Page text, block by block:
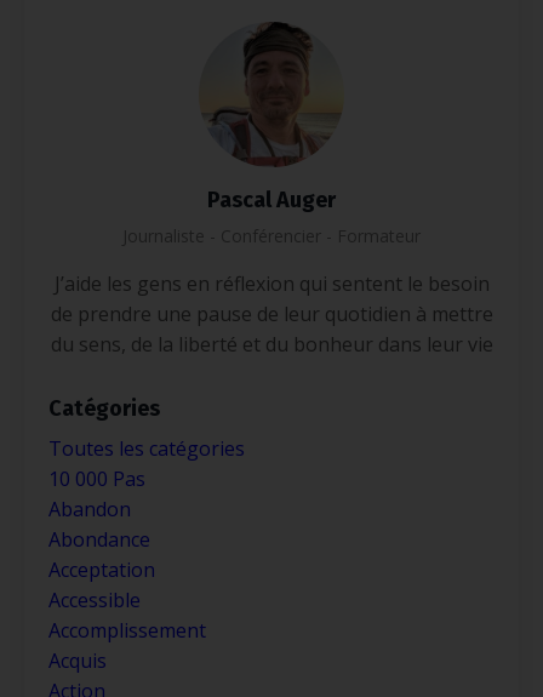
Pascal Auger
Journaliste - Conférencier - Formateur
J’aide les gens en réflexion qui sentent le besoin
de prendre une pause de leur quotidien à mettre
du sens, de la liberté et du bonheur dans leur vie
Catégories
Toutes les catégories
10 000 Pas
Abandon
Abondance
Acceptation
Accessible
Accomplissement
Acquis
Action